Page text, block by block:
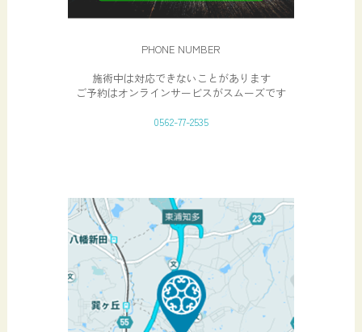
PHONE NUMBER
施術中は対応できないことがあります
ご予約はオンラインサービスがスムーズです
0562-77-2535